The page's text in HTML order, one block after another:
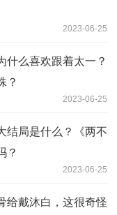
2023-06-25
什么喜欢跟着太一？
？
2023-06-25
结局是什么？《两不
？
2023-06-25
给戴沐白，这很奇怪